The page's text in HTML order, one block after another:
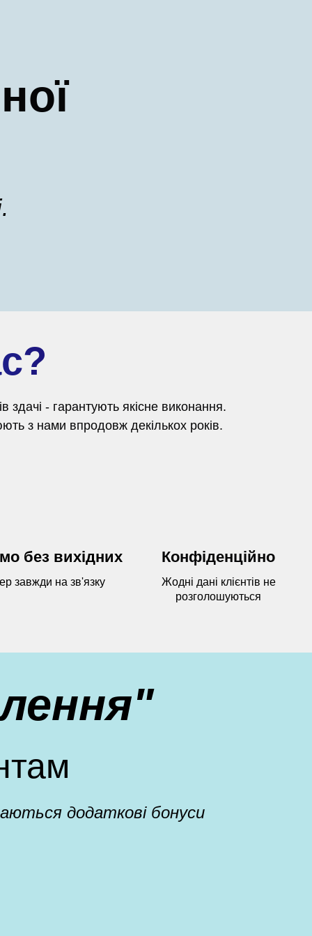
- гарантують якісне виконання.
з нами впродовж декількох років.
без вихідних
завжди на зв'язку
Конфіденційно
Жодні дані клієнтів не
розголошуються
додаткові бонуси